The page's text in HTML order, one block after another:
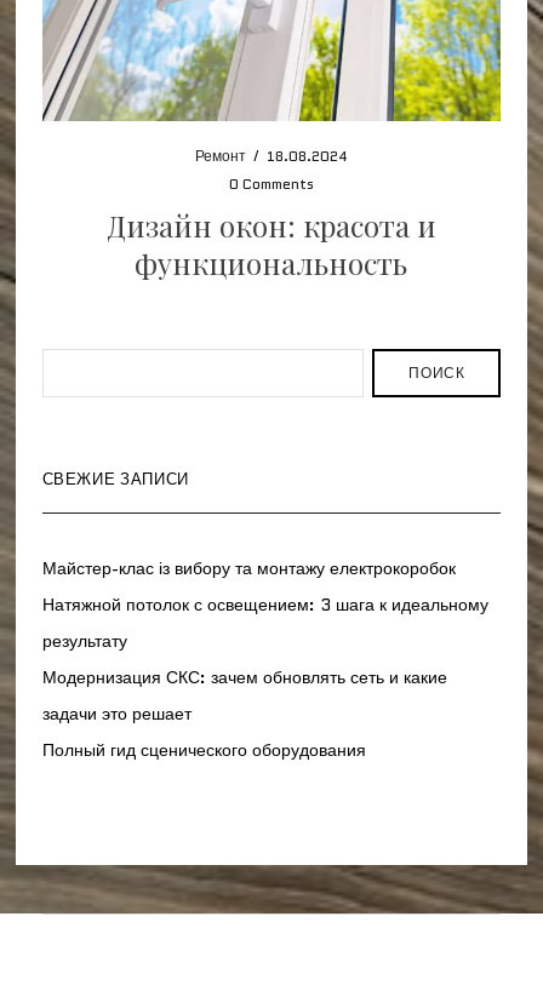
Ремонт / 18.08.2024
0 Comments
Дизайн окон: красота и
функциональность
ПОИСК
СВЕЖИЕ ЗАПИСИ
Майстер-клас із вибору та монтажу електрокоробок
Натяжной потолок с освещением: 3 шага к идеальному
результату
Модернизация СКС: зачем обновлять сеть и какие
задачи это решает
Полный гид сценического оборудования